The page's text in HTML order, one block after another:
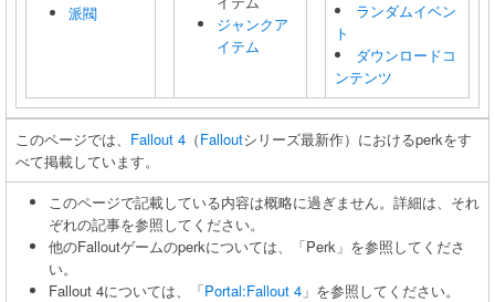
派閥
ジャンクア
イテム
ランダムイベン
ト
ダウンロードコ
ンテンツ
このページでは、 Fallout 4 （Falloutシリーズ最新作）におけるperkをす
べて掲載しています。
このページで記載している内容は概略に過ぎません。詳細は、それ
ぞれの記事を参照してください。
他のFalloutゲームのperkについては、「Perk」を参照してくださ
い。
Fallout 4については、「Portal:Fallout 4 」を参照してください。